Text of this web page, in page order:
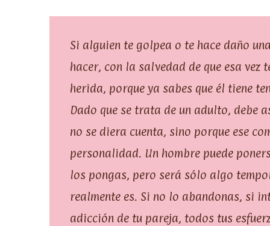
Si alguien te golpea o te hace daño
hacer, con la salvedad de que esa
herida, porque ya sabes que él tiene
Dado que se trata de un adulto, debe
no se diera cuenta, sino porque ese
personalidad. Un hombre puede
los pongas, pero será sólo algo
realmente es. Si no lo abandonas, si
adicción de tu pareja, todos tus